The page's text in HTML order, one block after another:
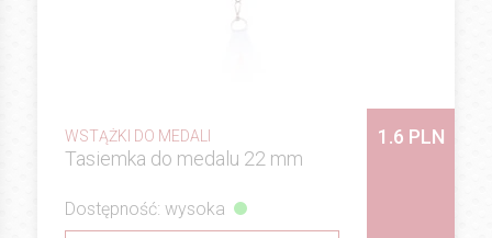
WSTĄŻKI DO MEDALI
Tasiemka do medalu 22 mm
1.6 PLN
Dostępność: wysoka